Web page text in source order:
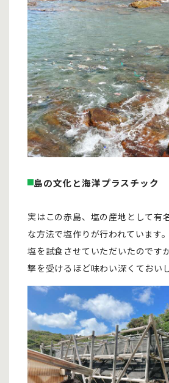
島の文化と海洋プラスチック
実はこの赤島、塩の産地として有
な方法で塩作りが行われています。
塩を試食させていただいたのです
撃を受けるほど味わい深くておい